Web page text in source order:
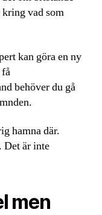
vad som
kan göra en ny
behöver du gå
hamna där.
Det är inte
men